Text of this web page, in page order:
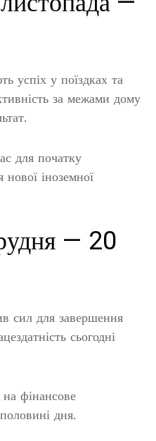
успіх у поїздках та
за межами дому
для початку
іноземної
— 20
сил для завершення
сьогодні
фінансове
дня.